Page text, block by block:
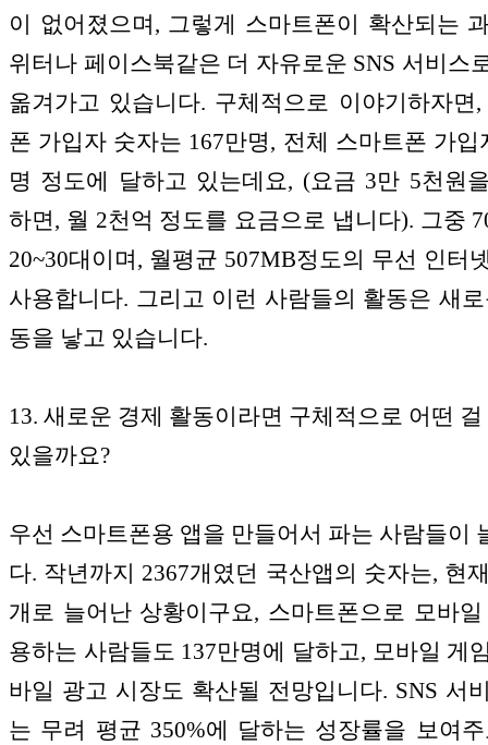
이 없어졌으며, 그렇게 스마트폰이 확산되는
위터나 페이스북같은 더 자유로운 SNS 서비스
옮겨가고 있습니다. 구체적으로 이야기하자면
폰 가입자 숫자는 167만명, 전체 스마트폰 가입
명 정도에 달하고 있는데요, (요금 3만 5천원
하면, 월 2천억 정도를 요금으로 냅니다). 그중
20~30대이며, 월평균 507MB정도의 무선 인터
사용합니다. 그리고 이런 사람들의 활동은 새
동을 낳고 있습니다.
13. 새로운 경제 활동이라면 구체적으로 어떤
있을까요?
우선 스마트폰용 앱을 만들어서 파는 사람들이
다. 작년까지 2367개였던 국산앱의 숫자는, 현
개로 늘어난 상황이구요, 스마트폰으로 모바
용하는 사람들도 137만명에 달하고, 모바일 게
바일 광고 시장도 확산될 전망입니다. SNS 서
는 무려 평균 350%에 달하는 성장률을 보여